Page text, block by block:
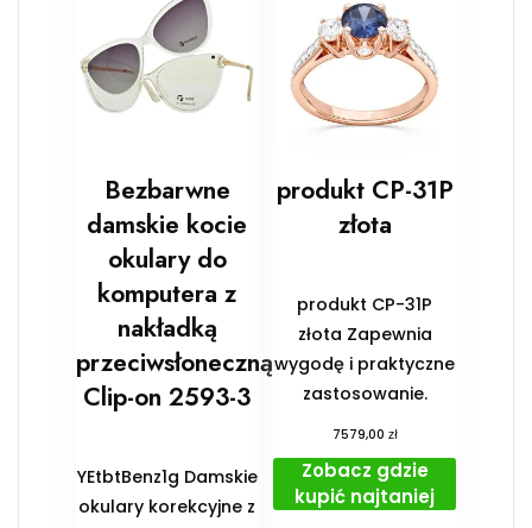
Bezbarwne
damskie kocie
okulary do
komputera z
nakładką
przeciwsłoneczną
Clip-on 2593-3
YEtbtBenz1g Damskie
okulary korekcyjne z
produkt CP-31P
złota
produkt CP-31P
złota Zapewnia
wygodę i praktyczne
zastosowanie.
7579,00 zł
Zobacz gdzie
kupić najtaniej